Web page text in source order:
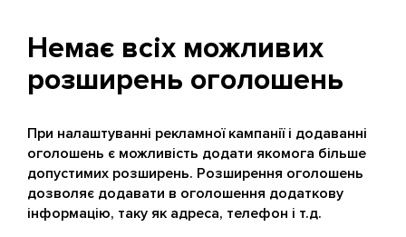
Немає всіх можливих
розширень оголошень
При налаштуванні рекламної кампанії і додаванні
оголошень є можливість додати якомога більше
допустимих розширень. Розширення оголошень
дозволяє додавати в оголошення додаткову
інформацію, таку як адреса, телефон і т.д.